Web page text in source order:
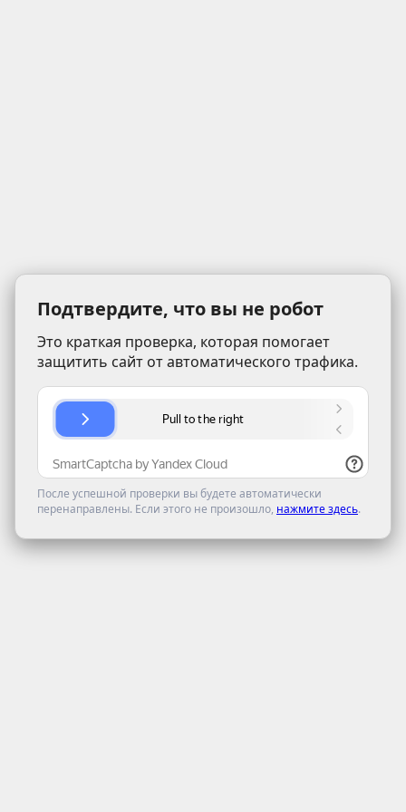
Подтвердите, что вы не робот
Это краткая проверка, которая помогает
защитить сайт от автоматического трафика.
После успешной проверки вы будете автоматически
перенаправлены. Если этого не произошло, нажмите здесь.